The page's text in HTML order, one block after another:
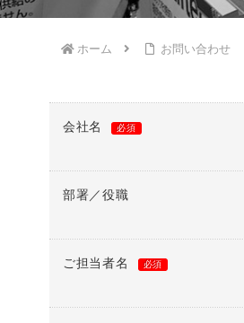
ホーム お問い合わせ
会社名 必須
部署／役職
ご担当者名 必須